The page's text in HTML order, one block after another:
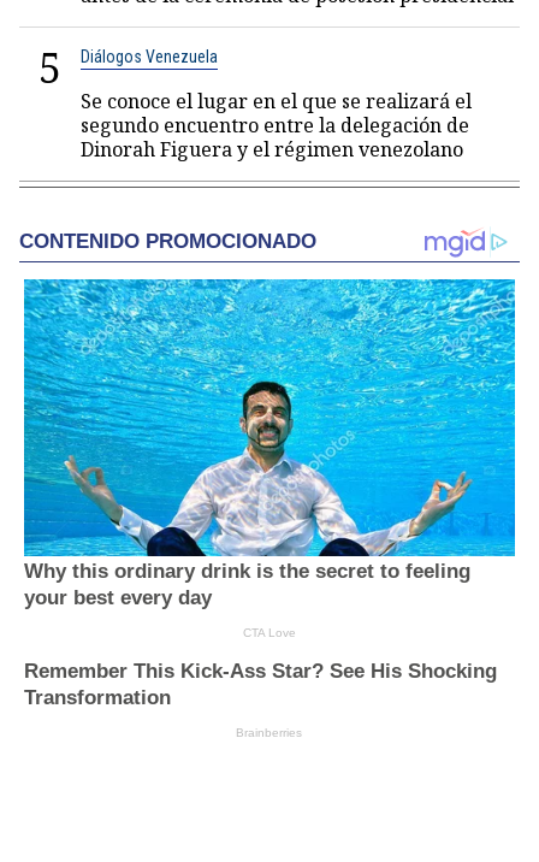
5 Diálogos Venezuela
Se conoce el lugar en el que se realizará el
segundo encuentro entre la delegación de
Dinorah Figuera y el régimen venezolano